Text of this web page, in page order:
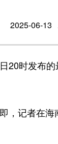
2025-06-13
时发布的
记者在海